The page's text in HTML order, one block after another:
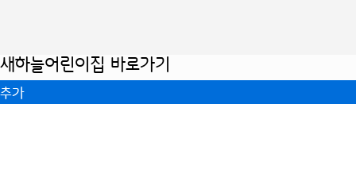
새하늘어린이집 바로가기
추가